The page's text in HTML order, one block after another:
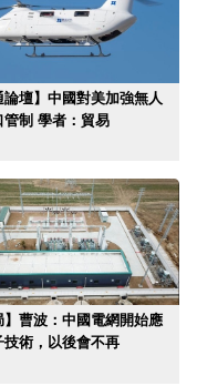
論壇】中國對美加強無人
管制 學者：貿易
】曹波：中國電網開始應
技術，以後會不再